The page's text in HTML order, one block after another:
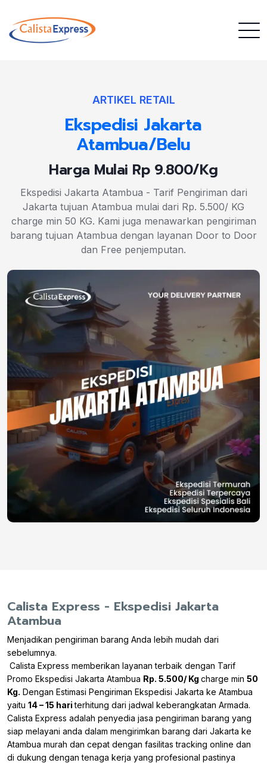
ARTIKEL RETAIL
Ekspedisi Jakarta
Atambua/Belu
Harga Mulai Rp 9.800/Kg
Ekspedisi Jakarta Atambua - Tarif Pengiriman dari
Jakarta tujuan Atambua mulai dari Rp. 5.500/ KG
charge min 50 KG. Kami juga menawarkan pengiriman
barang tujuan Atambua dengan layanan Door to Door
dan Free penjemputan.
Calista Express - Ekspedisi Jakarta
Atambua
Menjadikan pengiriman barang Anda lebih mudah dari
sebelumnya.
Calista Express memberikan layanan terbaik dengan Tarif
Promo Ekspedisi Jakarta Atambua Rp. 5.500/ Kg charge min 50
Kg. Dengan Estimasi Pengiriman Ekspedisi Jakarta ke Atambua
yaitu 14 – 15 hariterhitung dari jadwal keberangkatan Armada.
Calista Express adalah penyedia jasa pengiriman barang yang
siap melayani anda dalam mengirimkan barang dari Jakarta ke
Atambua murah dan cepat dengan fasilitas tracking online dan
di dukung dengan tenaga kerja yang profesional pastinya